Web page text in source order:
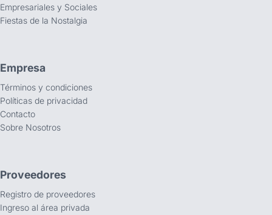
Empresariales y Sociales
Fiestas de la Nostalgia
Empresa
Términos y condiciones
Políticas de privacidad
Contacto
Sobre Nosotros
Proveedores
Registro de proveedores
Ingreso al área privada